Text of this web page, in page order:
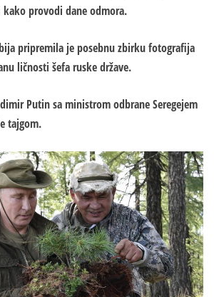
kako provodi dane odmora.
pripremila je posebnu zbirku fotografija
ličnosti šefa ruske države.
Putin sa ministrom odbrane Seregejem
tajgom.